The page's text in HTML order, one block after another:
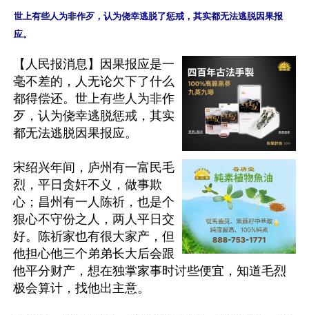
世上有些人为非作歹，认为侥幸逃脱了惩戒，其实都无法逃脱因果报
【人民报消息】因果报应是一
毫不差的，人无论欠下了什么
都得偿还。世上有些人为非作
歹，认为侥幸逃脱惩戒，其实
都无法逃脱因果报应。
宋绍兴年间，庐州有一富民毛
烈，平日贪奸不义，做事欺
心；昌州有一人陈祈，也是个
狠心不守份之人，两人平日交
好。陈祈家也有很大家产，但
他担心他三个弟弟长大后会跟
他平分财产，想在独掌家事时讨些便宜，知道毛烈
极会算计，找他出主意。